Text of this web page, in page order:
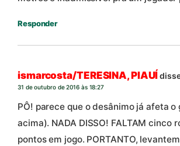
Responder
ismarcosta/TERESINA, PIAUÍ
31 de outubro de 2016 às 18:27
PÔ! parece que o desânimo já afeta
acima). NADA DISSO! FALTAM cinco
pontos em jogo. PORTANTO,